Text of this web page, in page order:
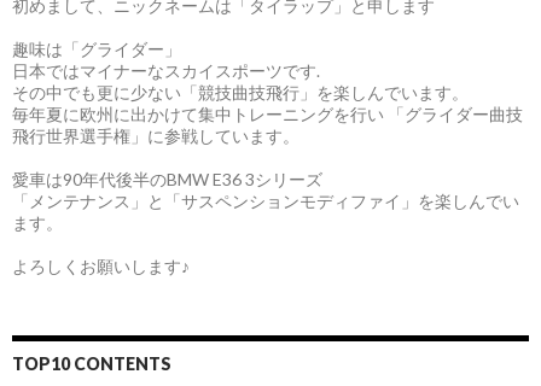
初めまして、ニックネームは「タイラップ」と申します
趣味は「グライダー」
日本ではマイナーなスカイスポーツです.
その中でも更に少ない「競技曲技飛行」を楽しんでいます。
毎年夏に欧州に出かけて集中トレーニングを行い 「グライダー曲技
飛行世界選手権」に参戦しています。
愛車は90年代後半のBMW E36 3シリーズ
「メンテナンス」と「サスペンションモディファイ」を楽しんでい
ます。
よろしくお願いします♪
TOP10 CONTENTS